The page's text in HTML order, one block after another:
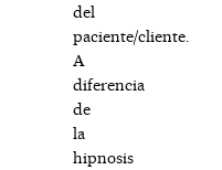
del
paciente/cliente.
A
diferencia
de
la
hipnosis